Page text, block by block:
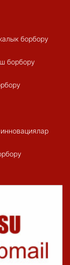
борбору
борбору